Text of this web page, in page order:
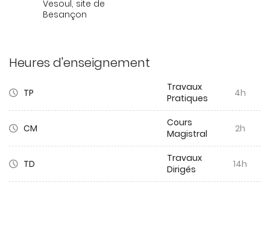
Vesoul, site de
Besançon
Heures d'enseignement
TP
Travaux
Pratiques
4h
CM
Cours
Magistral
2h
TD
Travaux
Dirigés
14h